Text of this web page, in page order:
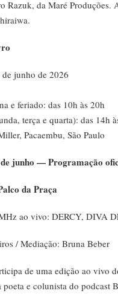
Razuk, da Maré Produções.
junho de 2026
e feriado: das 10h às 20h
terça e quarta): das 14h
Pacaembu, São Paulo
junho —Programação
da Praça
ao vivo: DERCY, DIVA
/ Mediação: Bruna Beber
de uma edição ao vivo
e colunista do podcast